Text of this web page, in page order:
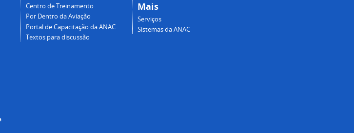
Centro de Treinamento
Por Dentro da Aviação
Portal de Capacitação da ANAC
Textos para discussão
Mais
Serviços
Sistemas da ANAC